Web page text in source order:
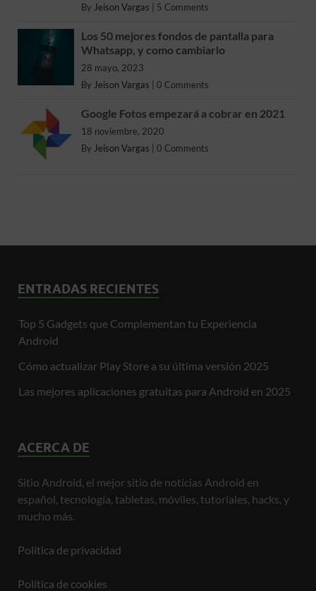
By Jeison Vargas 5 Comments
Los 50 mejores fondos de pantalla para
Whatsapp, y como cambiarlo
28 mayo, 2023
By Jeison Vargas 0 Comments
Google Fotos empezará a cobrar en 2021
18 noviembre, 2020
By Jeison Vargas 0 Comments
ENTRADAS RECIENTES
Top 5 Gadgets que Complementan tu Experiencia
Android
Cómo actualizar Play Store a su última versión 2025
Las mejores aplicaciones gratuitas para Android en 2025
ACERCA DE
Sitio Android, el mejor sitio de noticias Android en
español, tecnología, tabletas, móviles, tutoriales, hacks, y
mucho más.
Política de privacidad
Política de cookies